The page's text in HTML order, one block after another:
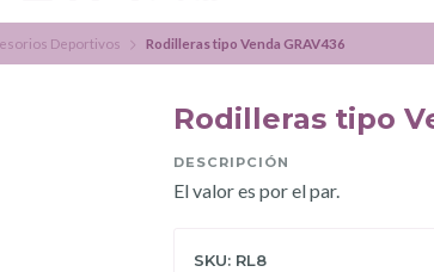
Deportivos Rodilleras tipo Venda GRAV436
Rodilleras tipo
DESCRIPCIÓN
El valor es por el par.
SKU: RL8